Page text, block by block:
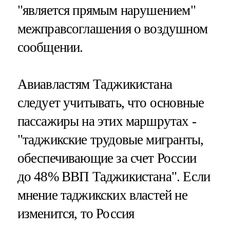
"является прямым нарушением"
межправсоглашения о воздушном
сообщении.
Авиавластям Таджикистана
следует учитывать, что основные
пассажиры на этих маршрутах -
"таджикские трудовые мигранты,
обеспечивающие за счет России
до 48% ВВП Таджикистана". Если
мнение таджикских властей не
изменится, то Россия